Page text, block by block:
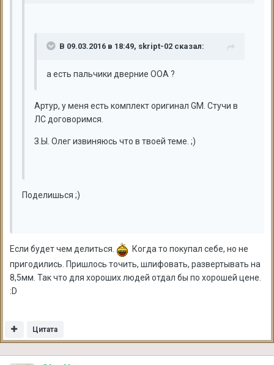
В 09.03.2016 в 18:49, skript-02 сказал:
а есть пальчики дверние ООА ?
Артур, у меня есть комплект оригинал GM. Стучи в
ЛС договоримся.
З.Ы. Олег извиняюсь что в твоей теме. ;)
Поделишься ;)
Если будет чем делиться.
Когда то покупал себе, но не
пригодились. Пришлось точить, шлифовать, развертывать на
8,5мм. Так что для хороших людей отдал бы по хорошей цене.
:D
Цитата